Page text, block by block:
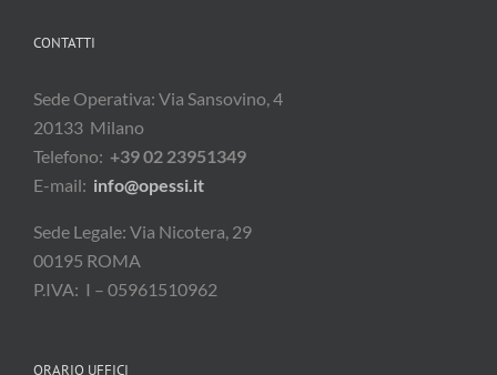
CONTATTI
Sede Operativa: Via Sansovino, 4
20133 Milano
Telefono: +39 02 23951349
E-mail: info@opessi.it
Sede Legale: Via Nicotera, 29
00195 ROMA
P.IVA: I – 05961510962
ORARIO UFFICI